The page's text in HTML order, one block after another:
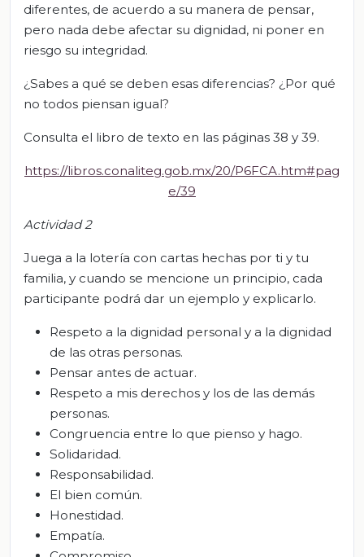
diferentes, de acuerdo a su manera de pensar,
pero nada debe afectar su dignidad, ni poner en
riesgo su integridad.
¿Sabes a qué se deben esas diferencias? ¿Por qué
no todos piensan igual?
Consulta el libro de texto en las páginas 38 y 39.
https://libros.conaliteg.gob.mx/20/P6FCA.htm#pag
e/39
Actividad2
Juega a la lotería con cartas hechas por ti y tu
familia, y cuando se mencione un principio, cada
participante podrá dar un ejemplo y explicarlo.
Respeto a la dignidad personal y a la dignidad
de las otras personas.
Pensar antes de actuar.
Respeto a mis derechos y los de las demás
personas.
Congruencia entre lo que pienso y hago.
Solidaridad.
Responsabilidad.
El bien común.
Honestidad.
Empatía.